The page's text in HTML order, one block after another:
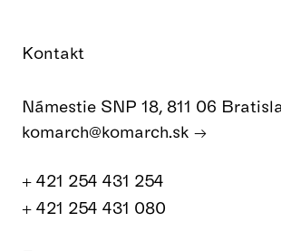
Kontakt
Námestie SNP 18, 811 06
komarch@komarch.sk
+ 421 254 431 254
+ 421 254 431 080